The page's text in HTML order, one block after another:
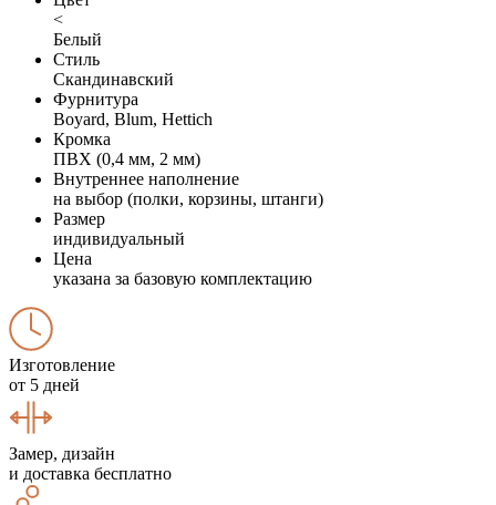
<
Белый
Стиль
Скандинавский
Фурнитура
Boyard, Blum, Hettich
Кромка
ПВХ (0,4 мм, 2 мм)
Внутреннее наполнение
на выбор (полки, корзины, штанги)
Размер
индивидуальный
Цена
указана за базовую комплектацию
Изготовление
от 5 дней
Замер, дизайн
и доставка бесплатно